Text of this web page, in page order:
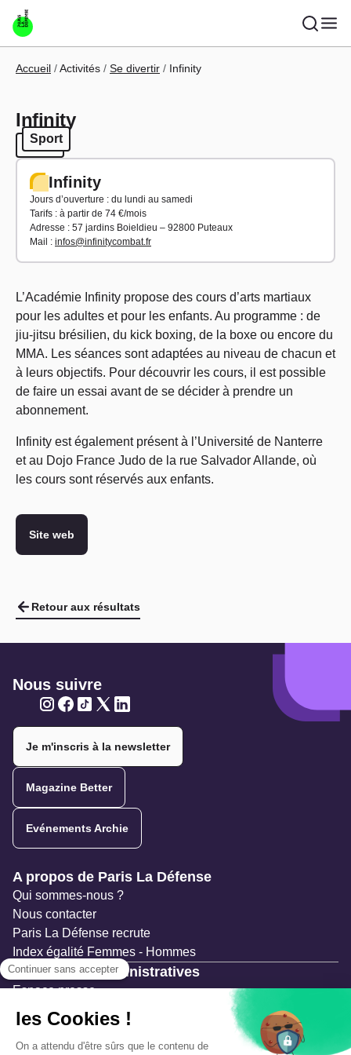
Aller au contenu principal
Fil d'Ariane
Accueil Activités Se divertir Infinity
Infinity
Sport
Sport
Infinity
Jours d’ouverture : du lundi au samedi
Tarifs : à partir de 74 €/mois
Adresse : 57 jardins Boieldieu – 92800 Puteaux
Mail : infos@infinitycombat.fr
L’Académie Infinity propose des cours d’arts martiaux
pour les adultes et pour les enfants. Au programme : de
jiu-jitsu brésilien, du kick boxing, de la boxe ou encore du
MMA. Les séances sont adaptées au niveau de chacun et
à leurs objectifs. Pour découvrir les cours, il est possible
de faire un essai avant de se décider à prendre un
abonnement.
Infinity est également présent à l’Université de Nanterre
et au Dojo France Judo de la rue Salvador Allande, où
les cours sont réservés aux enfants.
Site web
Retour aux résultats
Nous suivre
Je m'inscris à la newsletter
Magazine Better
Evénements Archie
Navigation secondaire
A propos de Paris La Défense
Qui sommes-nous ?
Nous contacter
Paris La Défense recrute
Index égalité Femmes - Hommes
Ressources administratives
Espace presse
Documentation
Marchés publics
Appels à projets & avis d'attribution